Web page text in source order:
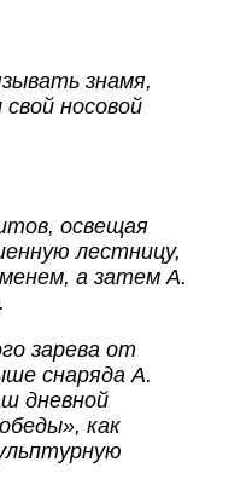
знамя,
носовой
освещая
лестницу,
а затем А.
зарева от
снаряда А.
дневной
как